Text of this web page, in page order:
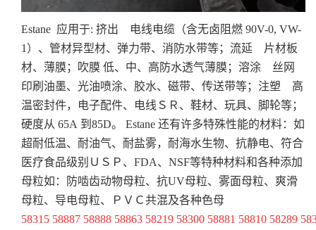
Estane 应用于: 挤出 电线电缆（含无卤阻燃 90V-0, VW-
1）、管材异型材、弹力带、消防水带等；流延 片材板
材、薄膜；吹膜 低、中、高防水透气薄膜；溶涂 丝网
印刷油墨、光油喷涂、胶水、磁带、传送带等；注塑 高
温密封件，电子配件、电线ＳＲ、鞋材、玩具、脚轮等；
硬度从 65A 到85D。 Estane 还有许多特殊性能的材料：如
超耐低温、耐油气、耐盐雾，耐海水生物、抗静电、符合
医疗食品级别ＵＳＰ、FDA、NSF等特种材料和各种添加
母粒如：防啮齿动物母粒、抗UV母粒、雾面母粒、爽滑
母粒、导电母粒、ＰＶＣ共混及各种色母
58315 58887 58888 58863 58219 58300 58881 58810 58289